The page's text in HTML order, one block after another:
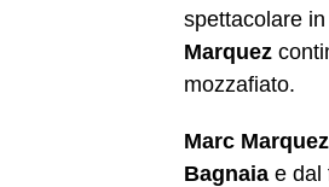
spettacolare
Marquez
mozzafiato.
Marc Marquez
Bagnaia e dal